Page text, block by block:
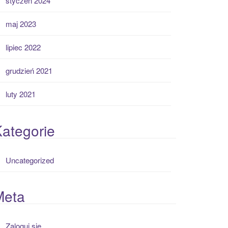
maj 2023
lipiec 2022
grudzień 2021
luty 2021
Uncategorized
Zaloguj się